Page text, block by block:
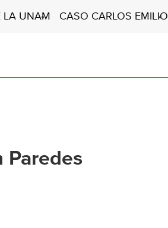
LA UNAM CASO CARLOS EMILIO
Paredes